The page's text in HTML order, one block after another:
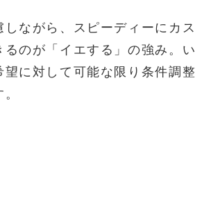
しながら、スピーディーにカス
るのが「イエする」の強み。い
望に対して可能な限り条件調整